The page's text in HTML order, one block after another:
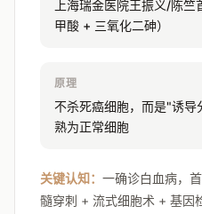
上海瑞金医院王振义/陈
甲酸 + 三氧化二砷）
原理
不杀死癌细胞，而是"诱
熟为正常细胞
关键认知： 一确诊白血病，
髓穿刺 + 流式细胞术 + 基因